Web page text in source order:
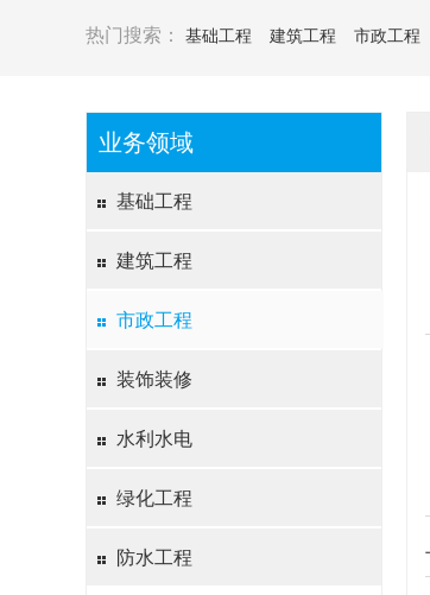
热门搜索： 基础工程 建筑工程 市政工程
业务领域
基础工程
建筑工程
市政工程
装饰装修
水利水电
绿化工程
防水工程